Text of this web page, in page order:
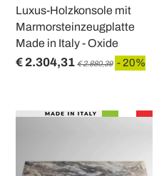
Luxus-Holzkonsole mit
Marmorsteinzeugplatte
Made in Italy - Oxide
€ 2.304,31 € 2.880,39 - 20%